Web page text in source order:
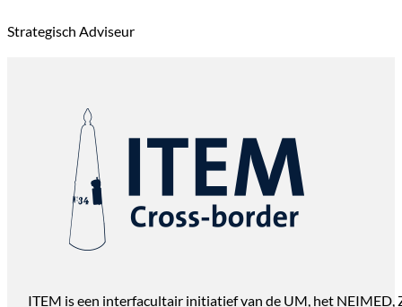
Strategisch Adviseur
ITEM is een interfacultair initiatief van de UM, het NEIMED,